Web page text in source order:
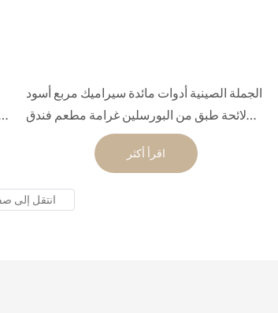
الجملة الصينية أدوات مائدة سيراميك مربع أسود
لائحة طبق من البورسلين غرامة مطعم فندق
لوحة عشاء مجموعة
اقرأ أكثر